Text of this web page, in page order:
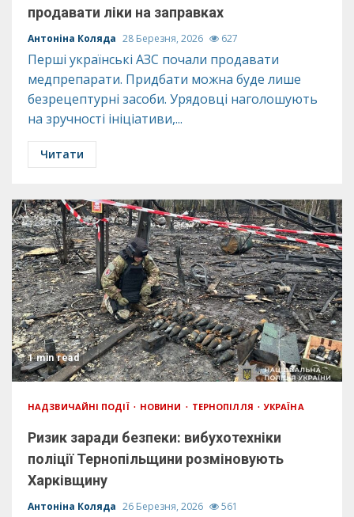
продавати ліки на заправках
Антоніна Коляда 28 Березня, 2026 627
Перші українські АЗС почали продавати
медпрепарати. Придбати можна буде лише
безрецептурні засоби. Урядовці наголошують
на зручності ініціативи,...
Читати
1 min read
НАДЗВИЧАЙНІ ПОДІЇ НОВИНИ ТЕРНОПІЛЛЯ УКРАЇНА
Ризик заради безпеки: вибухотехніки
поліції Тернопільщини розміновують
Харківщину
Антоніна Коляда 26 Березня, 2026 561